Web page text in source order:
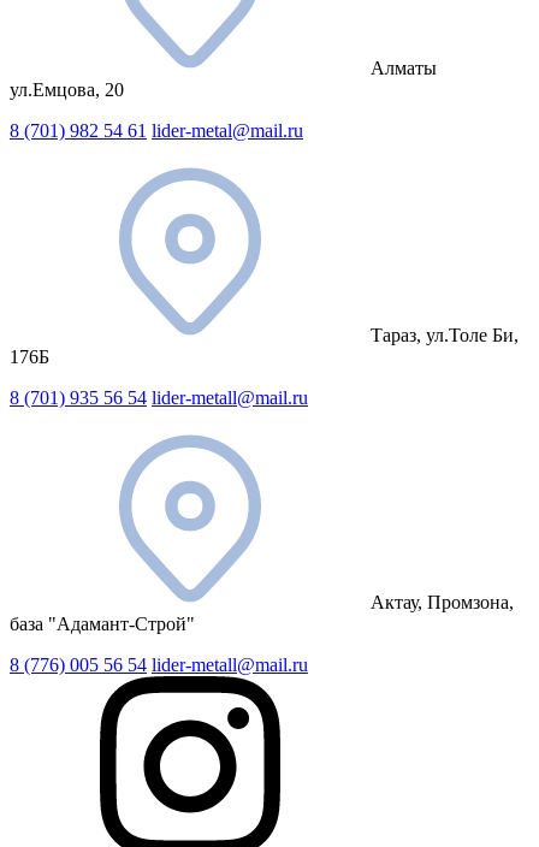
Алматы
ул.Емцова, 20
8 (701) 982 54 61 lider-metal@mail.ru
Тараз, ул.Толе Би,
176Б
8 (701) 935 56 54 lider-metall@mail.ru
Актау, Промзона,
база "Адамант-Строй"
8 (776) 005 56 54 lider-metall@mail.ru